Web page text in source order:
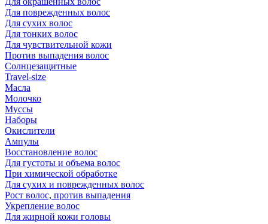
Для поврежденных волос
Для сухих волос
Для тонких волос
Для чувствительной кожи
Против выпадения волос
Солнцезащитные
Travel-size
Масла
Молочко
Муссы
Наборы
Окислители
Ампулы
Восстановление волос
Для густоты и объема волос
При химической обработке
Для сухих и поврежденных волос
Рост волос, против выпадения
Укрепление волос
Для жирной кожи головы